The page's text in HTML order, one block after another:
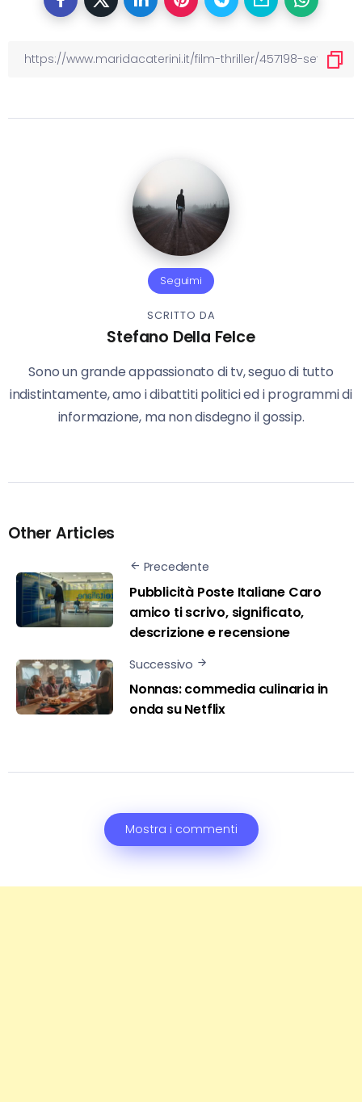
Seguimi
SCRITTO DA
Stefano Della Felce
Sono un grande appassionato di tv, seguo di tutto
indistintamente, amo i dibattiti politici ed i programmi di
informazione, ma non disdegno il gossip.
Other Articles
Precedente
Pubblicità Poste Italiane Caro
amico ti scrivo, significato,
descrizione e recensione
Successivo
Nonnas: commedia culinaria in
onda su Netflix
Mostra i commenti